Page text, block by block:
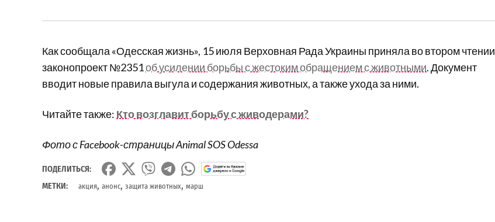
Как сообщала «Одесская жизнь», 15 июля Верховная Рада Украины приняла во втором чтении
законопроект №2351об усилении борьбы с жестоким обращением с животными. Документ
вводит новые правила выгула и содержания животных, а также ухода за ними.
Читайте также: Кто возглавит борьбу с живодерами?
Фото с Facebook-страницы Animal SOS Odessa
ПОДЕЛИТЬСЯ:
МЕТКИ:
акция, анонс, защита животных, марш